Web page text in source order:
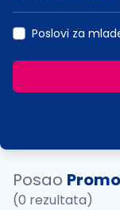
Poslovi za
Posao
(0 rezultata)